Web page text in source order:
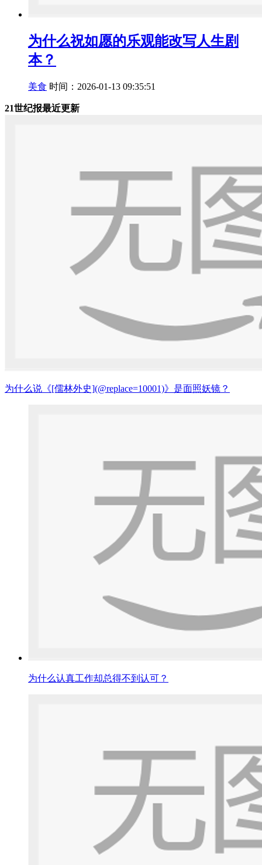
为什么祝如愿的乐观能改写人生剧
本？
美食 时间：2026-01-13 09:35:51
21世纪报最近更新
为什么说《[儒林外史](@replace=10001)》是面照妖镜？
为什么认真工作却总得不到认可？